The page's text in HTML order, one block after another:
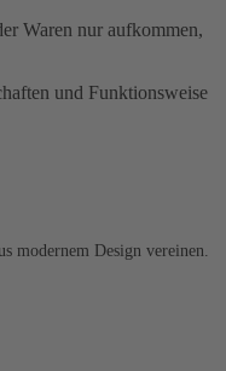
Waren nur aufkommen,
und Funktionsweise
modernem Design vereinen.